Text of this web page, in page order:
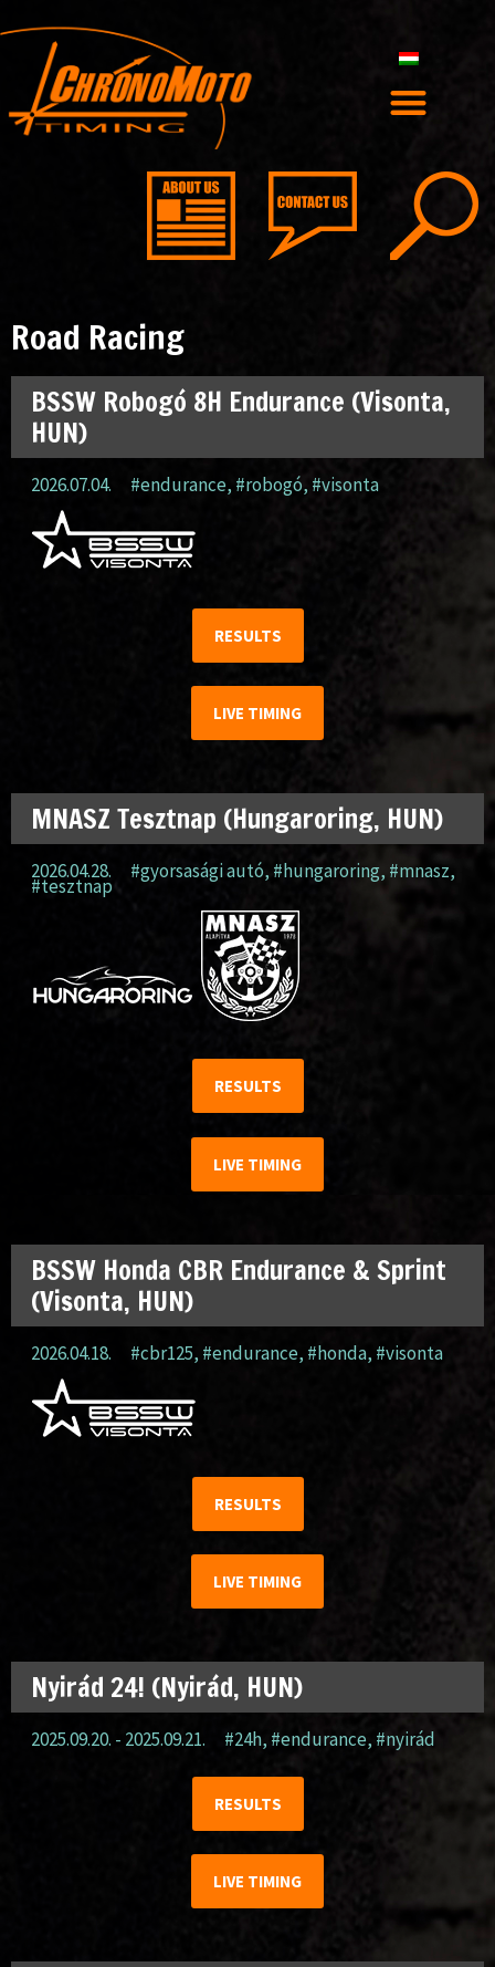
Road Racing
BSSW Robogó 8H Endurance (Visonta,
HUN)
2026.07.04. #endurance, #robogó, #visonta
RESULTS
LIVE TIMING
MNASZ Tesztnap (Hungaroring, HUN)
2026.04.28. #gyorsasági autó, #hungaroring, #mnasz,
#tesztnap
RESULTS
LIVE TIMING
BSSW Honda CBR Endurance & Sprint
(Visonta, HUN)
2026.04.18. #cbr125, #endurance, #honda, #visonta
RESULTS
LIVE TIMING
Nyirád 24! (Nyirád, HUN)
2025.09.20. - 2025.09.21. #24h, #endurance, #nyirád
RESULTS
LIVE TIMING